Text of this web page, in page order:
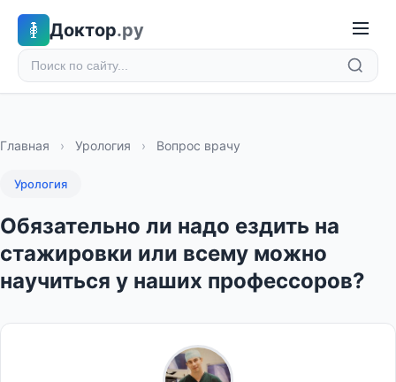
Доктор.ру
Главная › Урология › Вопрос врачу
Урология
Обязательно ли надо ездить на
стажировки или всему можно
научиться у наших профессоров?